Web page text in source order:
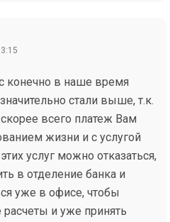
конечно в наше время
стали выше, т.к.
всего платеж Вам
жизни и с услугой
услуг можно отказаться,
в отделение банка и
уже в офисе, чтобы
и уже принять